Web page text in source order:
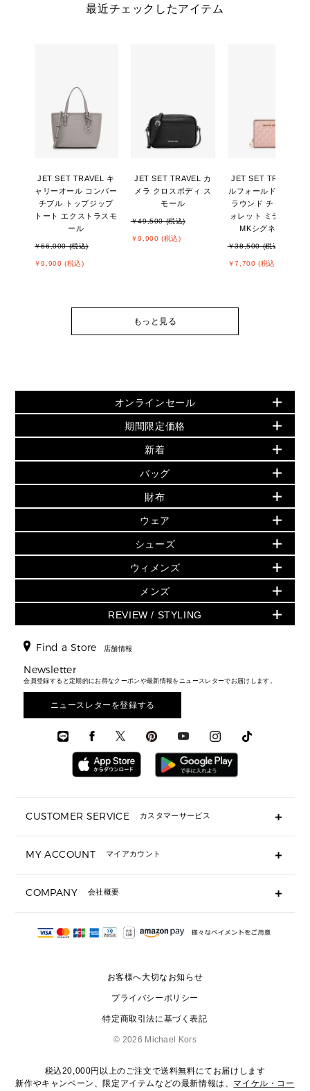
最近チェックしたアイテム
JET SET TRAVEL キ
ャリーオール コンバー
チブル トップジップ
トート エクストラスモ
ール
￥66,000 (税込)
￥9,900 (税込)
JET SET TRAVEL カ
メラ クロスボディ ス
モール
￥49,500 (税込)
￥9,900 (税込)
JET SET TRAVEL ビ
ルフォールド ジップ
ラウンド チャーム ウ
ォレット ミディアム -
MKシグネチャー
￥38,500 (税込)
￥7,700 (税込)
もっと見る
オンラインセール
PRODUCT OF THE MONTH - 今月の特別価格
再値下げアイテム
追加アイテム
旗艦店からアウトレットに入荷
▶ ウィメンズすべて(ウェア・シューズ除く)
バッグ
財布・小物
ウェア
シューズ
時計・ジュエリー
アクセサリー
メンズ 財布・小物
メンズ シューズ
メンズ 時計・その他
期間限定価格
▶ ウィメンズすべて
バッグ
財布・小物
シューズ
ウェア
▶ メンズすべて
新着
初夏のスタイル
▶ すべて
▶ ウィメンズすべて
バッグ
財布・小物
アクセサリー
フレグランス
シューズ
▶ メンズすべて
メンズ財布・小物
メンズアクセサリー
メンズウェア
バッグ
人気の定番アイテム
日本限定 - バッグ
▶ ウィメンズすべて
ハンドバッグ・サッチェル
トートバッグ
ショルダーバッグ
クロスボディ・斜め掛け
トラベル
3 IN 1 / 2 IN 1 バッグ
▶ メンズすべて
財布
日本限定 - 財布・小物
▶ ウィメンズすべて
GREENWICH
ミニ財布・フラグメントケース
折り財布(二つ折り・三つ折り)
長財布
▶ メンズすべて
お財布レビュー ▸
ウェア
▶ ウィメンズすべて
トップス
スカート・パンツ
ワンピース・ドレス
ジャケット・アウター
▶ メンズすべて
シューズ
▶ ウィメンズすべて
サンダル
スニーカー
▶ メンズすべて
ウィメンズ
人気の定番アイテム
▶ ウィメンズすべて
▶ バッグすべて
通勤・通学アイテム
ミニ財布・フラグメントケース
▶ 小物すべて
定期ケース・カードケース・名刺入れ
サンダル
スニーカー
▶ ウェア
メンズ
▶ メンズすべて
財布・小物
時計・ジュエリー
アクセサリー
REVIEW / STYLING
エディターレビュー
Find a Store 店舗情報
Newsletter
会員登録すると定期的にお得なクーポンや最新情報をニュースレターでお届けします。
ニュースレターを登録する
CUSTOMER SERVICE カスタマーサービス
ギフト用にラッピングができますか？
ショッピングバッグを購入商品分送ってもらえますか？
注文後に完了メールが受信できないのですが？
サイズ交換はできますか？
MY ACCOUNT マイアカウント
COMPANY 会社概要
会社概要
お客様へ大切なお知らせ
プライバシーポリシー
特定商取引法に基づく表記
© 2026 Michael Kors
税込20,000円以上のご注文で送料無料にてお届けします
新作やキャンペーン、限定アイテムなどの最新情報は、 マイケル・コー